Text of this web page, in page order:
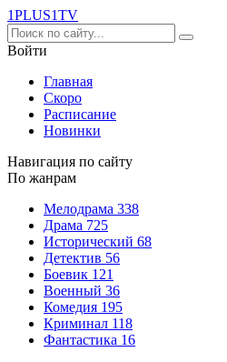
1PLUS1TV
Войти
Главная
Скоро
Расписание
Новинки
Навигация по сайту
По жанрам
Мелодрама 338
Драма 725
Исторический 68
Детектив 56
Боевик 121
Военный 36
Комедия 195
Криминал 118
Фантастика 16